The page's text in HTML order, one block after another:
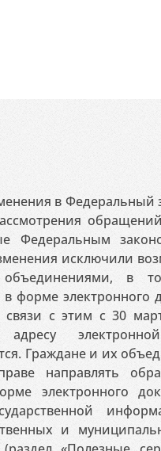
в Федеральный
Федеральным
исключили
в
электронного
с этим с 30
Граждане и их
направлять
электронного
и